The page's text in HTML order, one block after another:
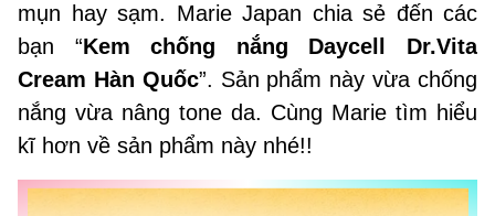
mụn hay sạm. Marie Japan chia sẻ đến các
bạn “Kem chống nắng Daycell Dr.Vita
Cream Hàn Quốc”. Sản phẩm này vừa chống
nắng vừa nâng tone da. Cùng Marie tìm hiểu
kĩ hơn về sản phẩm này nhé!!